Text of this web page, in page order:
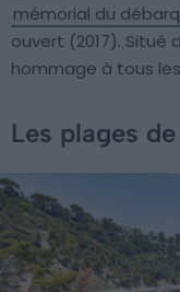
mémorial du
ouvert (2017). Situé
hommage à tous
Les plages